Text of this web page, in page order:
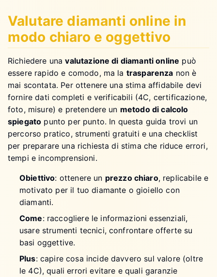
Valutare diamanti online in
modo chiaro e oggettivo
Richiedere unavalutazione di diamanti online può
essere rapido e comodo, ma la trasparenza non è
mai scontata. Per ottenere una stima affidabile devi
fornire dati completi e verificabili (4C, certificazione,
foto, misure) e pretendere un metodo di calcolo
spiegato punto per punto. In questa guida trovi un
percorso pratico, strumenti gratuiti e una checklist
per preparare una richiesta di stima che riduce errori,
tempi e incomprensioni.
Obiettivo: ottenere un prezzo chiaro, replicabile e
motivato per il tuo diamante o gioiello con
diamanti.
Come: raccogliere le informazioni essenziali,
usare strumenti tecnici, confrontare offerte su
basi oggettive.
Plus: capire cosa incide davvero sul valore (oltre
le 4C), quali errori evitare e quali garanzie